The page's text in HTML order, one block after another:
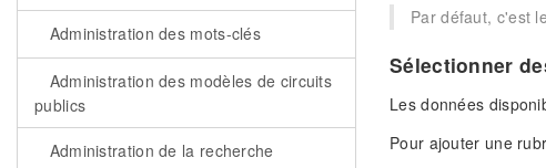
Administration des mots-clés
Administration des modèles de circuits
publics
Administration de la recherche
Par défaut, c'est
Sélectionner
Les données
Pour ajouter une